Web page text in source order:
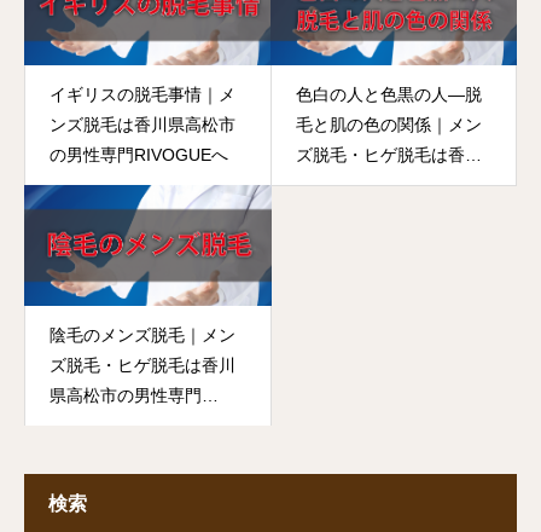
イギリスの脱毛事情｜メ
ンズ脱毛は香川県高松市
の男性専門RIVOGUEへ
色白の人と色黒の人―脱
毛と肌の色の関係｜メン
ズ脱毛・ヒゲ脱毛は香川
県高松市の男性専門
陰毛のメンズ脱毛｜メン
ズ脱毛・ヒゲ脱毛は香川
県高松市の男性専門
検索